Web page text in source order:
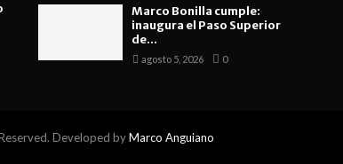
Marco Bonilla cumple:
inaugura el Paso Superior
de...
agosto 5, 2026 0
Developed byMarco Anguiano